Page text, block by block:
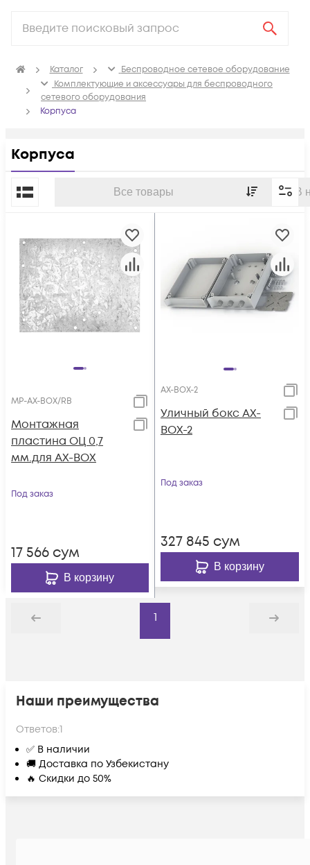
Каталог
Беспроводное сетевое оборудование
Комплектующие и аксессуары для беспроводного
сетевого оборудования
Корпуса
Корпуса
Все товары В
По популярности
MP-AX-BOX/RB
Монтажная
пластина ОЦ 0,7
мм.для AX-BOX
Под заказ
17 566 сум
В корзину
AX-BOX-2
Уличный бокc AX-
BOX-2
Под заказ
327 845 сум
В корзину
Назад
1
Дальше
Наши преимущества
Ответов:1
✅ В наличии
🚚 Доставка по Узбекистану
🔥 Скидки до 50%